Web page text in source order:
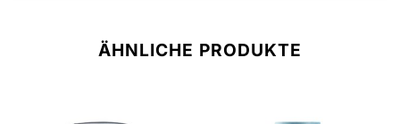
ÄHNLICHE PRODUKTE